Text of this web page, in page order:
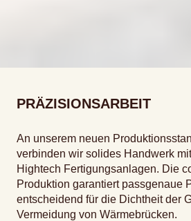
PRÄZISIONSARBEIT
An unserem neuen
verbinden wir solides Handwerk
Hightech Fertigungsanlagen. Die
Produktion garantiert passgenaue
entscheidend für die Dichtheit der
Vermeidung von Wärmebrücken.